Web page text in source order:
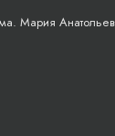
Мария